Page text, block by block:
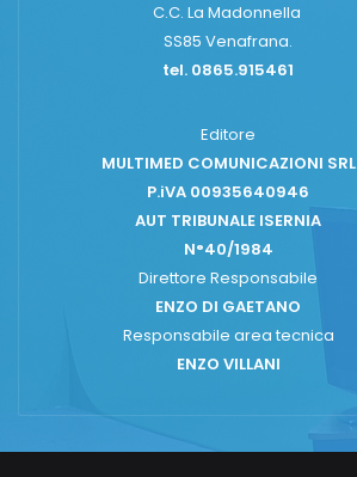
C.C. La Madonnella
SS85 Venafrana.
tel. 0865.915461
Editore
MULTIMED COMUNICAZIONI SRL
P.iVA 00935640946
AUT TRIBUNALE ISERNIA
N°40/1984
Direttore Responsabile
ENZO DI GAETANO
Responsabile area tecnica
ENZO VILLANI